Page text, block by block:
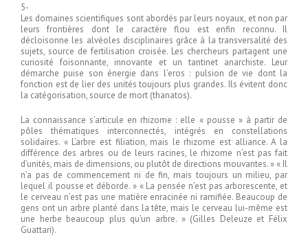
5-
Les domaines scientifiques sont abordés par leurs noyaux, et non par
leurs frontières dont le caractère flou est enfin reconnu. Il
décloisonne les alvéoles disciplinaires grâce à la transversalité des
sujets, source de fertilisation croisée. Les chercheurs partagent une
curiosité foisonnante, innovante et un tantinet anarchiste. Leur
démarche puise son énergie dans l’eros : pulsion de vie dont la
fonction est de lier des unités toujours plus grandes. Ils évitent donc
la catégorisation, source de mort (thanatos).
La connaissance s’articule en rhizome : elle « pousse » à partir de
pôles thématiques interconnectés, intégrés en constellations
solidaires. « L’arbre est filiation, mais le rhizome est alliance. A la
différence des arbres ou de leurs racines, le rhizome n’est pas fait
d’unités, mais de dimensions, ou plutôt de directions mouvantes. » « Il
n’a pas de commencement ni de fin, mais toujours un milieu, par
lequel il pousse et déborde. » « La pensée n’est pas arborescente, et
le cerveau n’est pas une matière enracinée ni ramifiée. Beaucoup de
gens ont un arbre planté dans la tête, mais le cerveau lui-même est
une herbe beaucoup plus qu’un arbre. » (Gilles Deleuze et Félix
Guattari).